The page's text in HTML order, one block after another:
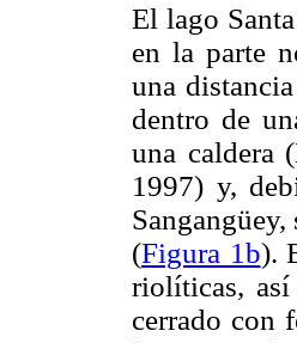
El lago
en la parte
una
dentro de
una caldera
1997) y,
(Figura 1b).
riolíticas,
cerrado con